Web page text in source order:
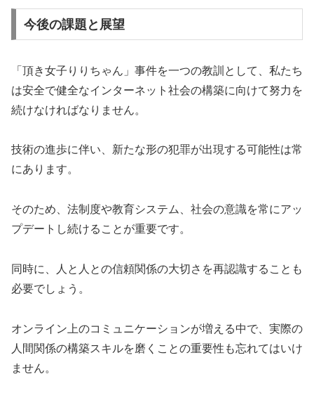
今後の課題と展望
「頂き女子りりちゃん」事件を一つの教訓として、私たち
は安全で健全なインターネット社会の構築に向けて努力を
続けなければなりません。
技術の進歩に伴い、新たな形の犯罪が出現する可能性は常
にあります。
そのため、法制度や教育システム、社会の意識を常にアッ
プデートし続けることが重要です。
同時に、人と人との信頼関係の大切さを再認識することも
必要でしょう。
オンライン上のコミュニケーションが増える中で、実際の
人間関係の構築スキルを磨くことの重要性も忘れてはいけ
ません。